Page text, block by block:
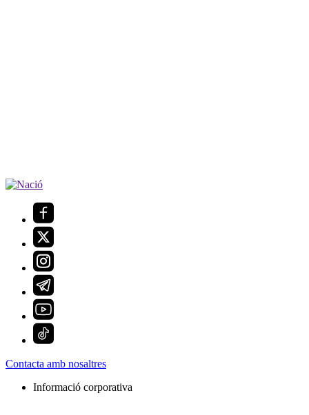
Contacta amb nosaltres
Informació corporativa